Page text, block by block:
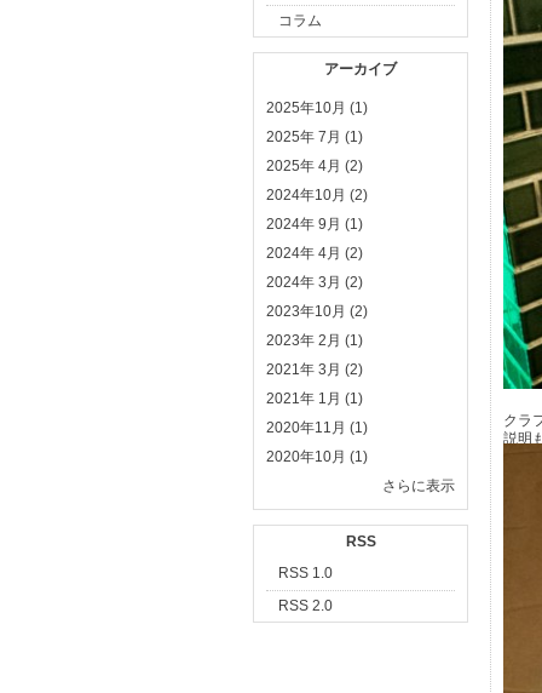
コラム
アーカイブ
2025年10月 (1)
2025年 7月 (1)
2025年 4月 (2)
2024年10月 (2)
2024年 9月 (1)
2024年 4月 (2)
2024年 3月 (2)
2023年10月 (2)
2023年 2月 (1)
2021年 3月 (2)
2021年 1月 (1)
2020年11月 (1)
2020年10月 (1)
さらに表示
RSS
RSS 1.0
RSS 2.0
クラ
説明